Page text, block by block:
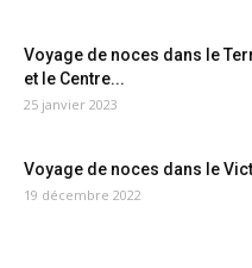
Voyage de noces dans le
et le Centre...
25 janvier 2023
Voyage de noces dans le
19 décembre 2022